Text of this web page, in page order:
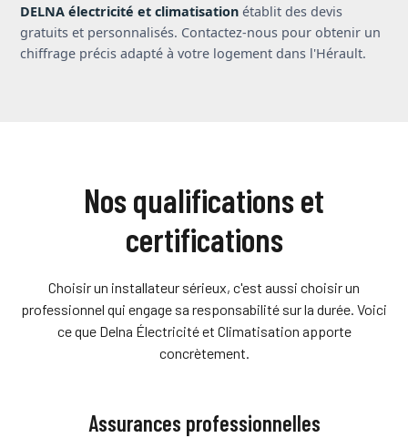
DELNA électricité et climatisation établit des devis
gratuits et personnalisés. Contactez-nous pour obtenir un
chiffrage précis adapté à votre logement dans l'Hérault.
Nos qualifications et
certifications
Choisir un installateur sérieux, c'est aussi choisir un
professionnel qui engage sa responsabilité sur la durée. Voici
ce que Delna Électricité et Climatisation apporte
concrètement.
Assurances professionnelles